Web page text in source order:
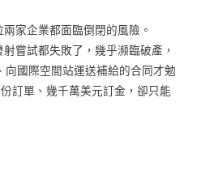
家企業都面臨倒閉的風險。
嘗試都失敗了，幾乎瀕臨破產，
向國際空間站運送補給的合同才勉
訂單、幾千萬美元訂金，卻只能